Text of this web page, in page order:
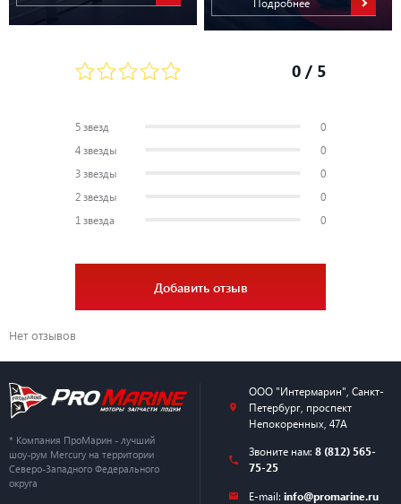
0 / 5
5 звезд
0
4 звезды
0
3 звезды
0
2 звезды
0
1 звезда
0
Добавить отзыв
Нет отзывов
* Компания ПроМарин - лучший
шоу-рум Mercury на территории
Северо-Западного Федерального
округа
ООО "Интермарин" Санкт-
Петербург, проспект
Непокоренных, 47А
Звоните нам: 8 (812) 565-
75-25
E-mail: info@promarine.ru